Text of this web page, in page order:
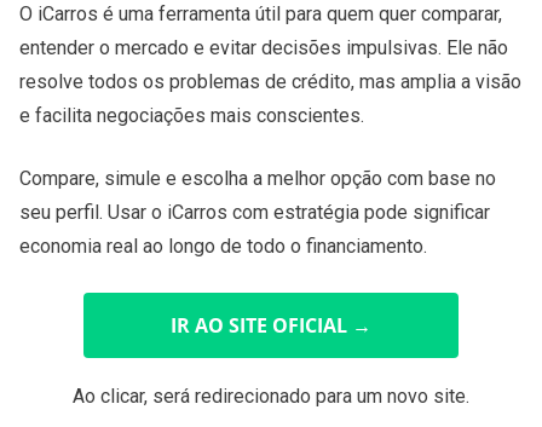
O iCarros é uma ferramenta útil para quem quer comparar,
entender o mercado e evitar decisões impulsivas. Ele não
resolve todos os problemas de crédito, mas amplia a visão
e facilita negociações mais conscientes.
Compare, simule e escolha a melhor opção com base no
seu perfil. Usar o iCarros com estratégia pode significar
economia real ao longo de todo o financiamento.
IR AO SITE OFICIAL →
Ao clicar, será redirecionado para um novo site.